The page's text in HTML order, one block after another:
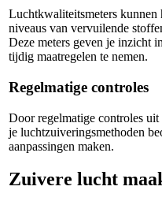
Luchtkwaliteitsmeters
niveaus van vervuilende
Deze meters geven je inzicht
tijdig maatregelen te nemen.
Regelmatige controles
Door regelmatige controles
je luchtzuiveringsmethoden
aanpassingen maken.
Zuivere lucht